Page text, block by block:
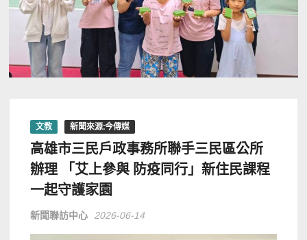
文教 新聞來源:今傳媒
高雄市三民戶政事務所聯手三民區公所
辦理 「艾上參與 防疫同行」新住民課程
一起守護家園
新聞聯訪中心 2026-06-14